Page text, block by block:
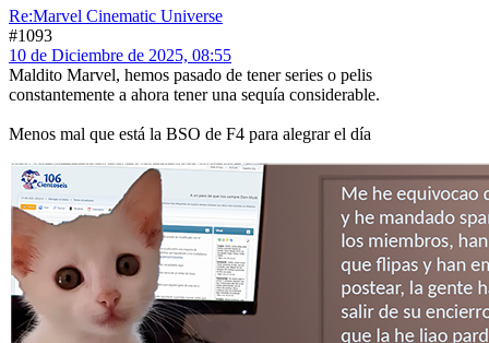
Re:Marvel Cinematic Universe
#1093
10 de Diciembre de 2025, 08:55
Maldito Marvel, hemos pasado de tener series o pelis
constantemente a ahora tener una sequía considerable.
Menos mal que está la BSO de F4 para alegrar el día